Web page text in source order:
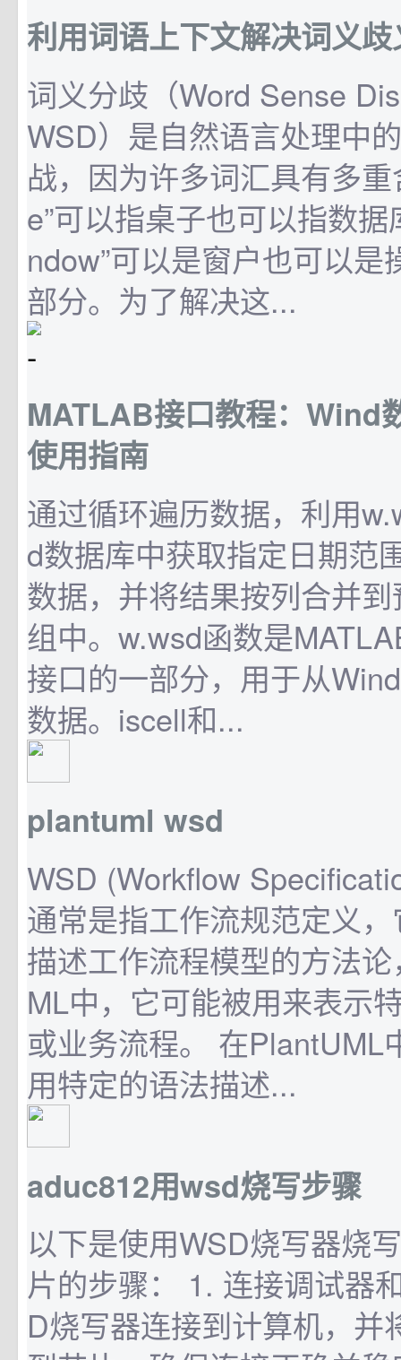
利用词语上下文解决词义
词义分歧（Word Sense
WSD）是自然语言处理中
战，因为许多词汇具有多
e”可以指桌子也可以指数据
ndow”可以是窗户也可以是
部分。为了解决这...
MATLAB接口教程：Wind
使用指南
通过循环遍历数据，利用
d数据库中获取指定日期范
数据，并将结果按列合并
组中。w.wsd函数是
接口的一部分，用于从
数据。iscell和...
plantuml wsd
WSD (Workflow
通常是指工作流规范定义
描述工作流程模型的方法
ML中，它可能被用来表示
或业务流程。 在PlantUML
用特定的语法描述...
aduc812用wsd烧写步骤
以下是使用WSD烧写器烧
片的步骤： 1. 连接调试器
D烧写器连接到计算机，并